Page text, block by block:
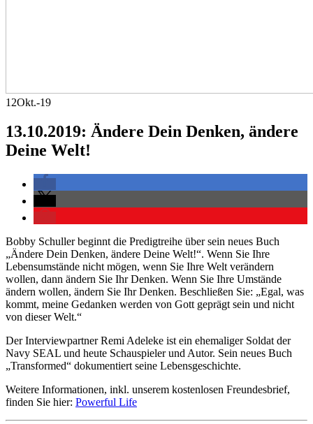
12Okt.-19
13.10.2019: Ändere Dein Denken, ändere
Deine Welt!
Bobby Schuller beginnt die Predigtreihe über sein neues Buch
„Ändere Dein Denken, ändere Deine Welt!“. Wenn Sie Ihre
Lebensumstände nicht mögen, wenn Sie Ihre Welt verändern
wollen, dann ändern Sie Ihr Denken. Wenn Sie Ihre Umstände
ändern wollen, ändern Sie Ihr Denken. Beschließen Sie: „Egal, was
kommt, meine Gedanken werden von Gott geprägt sein und nicht
von dieser Welt.“
Der Interviewpartner Remi Adeleke ist ein ehemaliger Soldat der
Navy SEAL und heute Schauspieler und Autor. Sein neues Buch
„Transformed“ dokumentiert seine Lebensgeschichte.
Weitere Informationen, inkl. unserem kostenlosen Freundesbrief,
finden Sie hier: Powerful Life